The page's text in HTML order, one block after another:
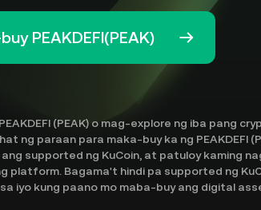
PEAKDEFI(PEAK)
(PEAK) o mag-explore ng iba pang
ng paraan para maka-buy ka ng PEAKDEFI
supported ng KuCoin, at patuloy kaming
platform. Bagama't hindi pa supported ng
iyo kung paano mo maba-buy ang digital